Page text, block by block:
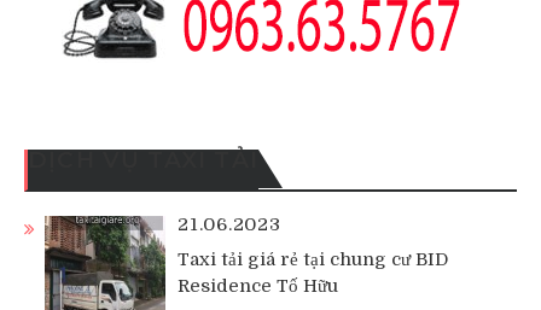
21.06.2023
Taxi tải giá rẻ tại chung cư BID
Residence Tố Hữu